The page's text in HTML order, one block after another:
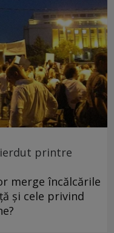
printre
merge încălcările
și cele privind